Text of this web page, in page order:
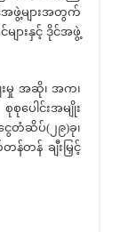
အဖွဲ့များအတွက်
ားနှင့် ဒိုင်အဖွဲ့
းမှု အဆို၊ အက၊
ပေါင်းအမျိုး
ေတံဆိပ်(၂၉)ခု၊
တန် ချီးမြှင့်